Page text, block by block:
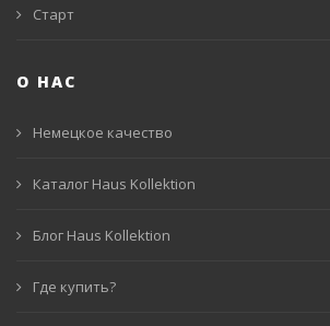
Старт
О НАС
Немецкое качество
Каталог Haus Kollektion
Блог Haus Kollektion
Где купить?